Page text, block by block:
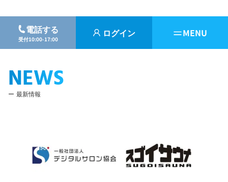
電話する
受付10:00-17:00 ログイン MENU
NEWS
最新情報